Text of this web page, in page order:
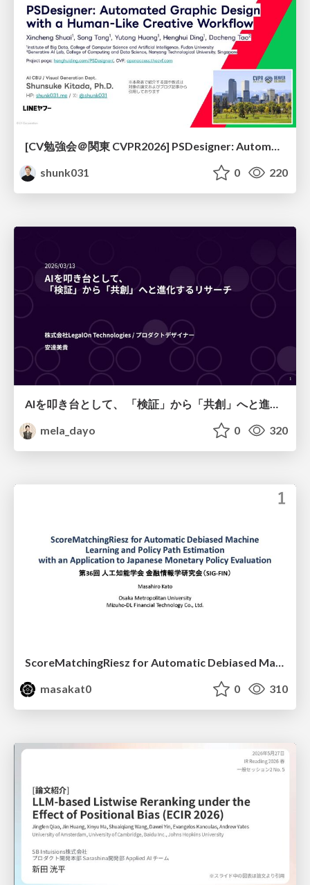
[CV勉強会＠関東 CVPR2026] PSDesigner: Automated Graphic Design with a Human-Like Creative Workflow / kantocv 67th CVPR 2026
shunk031
0 220
AIを叩き台として、 「検証」から「共創」へと進化するリサーチ
mela_dayo
0 320
masakat0
0 310